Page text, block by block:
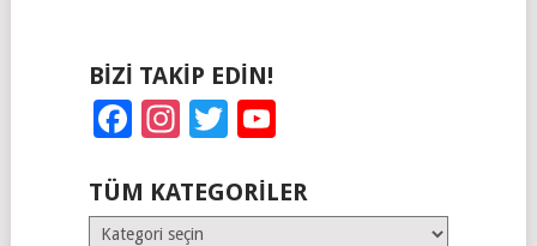
BIZI TAKIP EDIN!
Facebook
Instagram
Twitter
TÜM KATEGORILER
Tüm